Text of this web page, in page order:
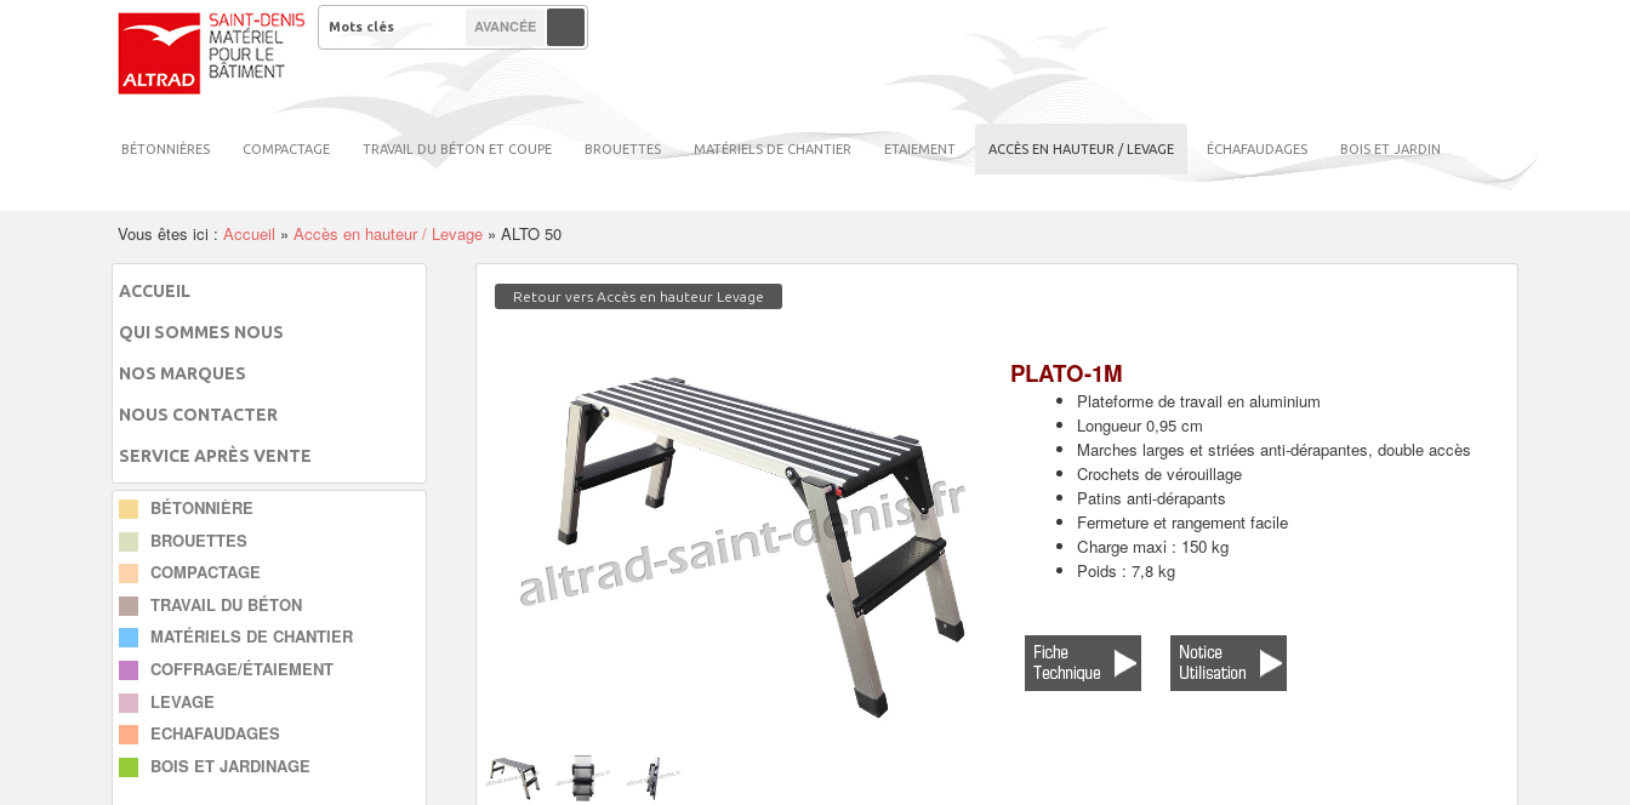
BÉTONNIÈRES COMPACTAGE TRAVAIL DU BÉTON ET COUPE BROUETTES MATÉRIELS DE CHANTIER ETAIEMENT ACCÈS EN HAUTEUR / LEVAGE ÉCHAFAUDAGES BOIS ET JARDIN
AVANCÉE
Vous êtes ici : Accueil » Accès en hauteur / Levage » ALTO 50
ACCUEIL
QUI SOMMES NOUS
NOS MARQUES
NOUS CONTACTER
SERVICE APRÈS VENTE
BÉTONNIÈRE
BROUETTES
COMPACTAGE
TRAVAIL DU BÉTON
MATÉRIELS DE CHANTIER
COFFRAGE/ÉTAIEMENT
LEVAGE
ECHAFAUDAGES
BOIS ET JARDINAGE
Retour vers Accès en hauteur Levage
PLATO-1M
Plateforme de travail en aluminium
Longueur 0,95 cm
Marches larges et striées anti-dérapantes, double accès
Crochets de vérouillage
Patins anti-dérapants
Fermeture et rangement facile
Charge maxi : 150 kg
Poids : 7,8 kg